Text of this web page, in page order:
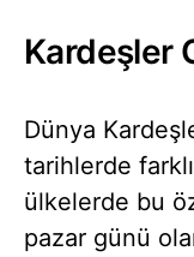
Kardeşler
Dünya
tarihlerde
ülkelerde bu
pazar günü